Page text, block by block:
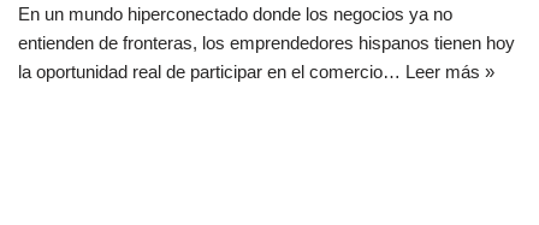
En un mundo hiperconectado donde los negocios ya no
entienden de fronteras, los emprendedores hispanos tienen hoy
la oportunidad real de participar en el comercio… Leer más »